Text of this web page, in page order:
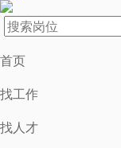
首页
找工作
找人才